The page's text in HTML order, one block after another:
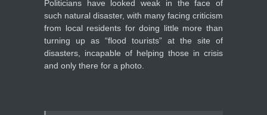
Politicians have looked weak in the face of
such natural disaster, with many facing criticism
from local residents for doing little more than
turning up as “flood tourists” at the site of
disasters, incapable of helping those in crisis
and only there for a photo.